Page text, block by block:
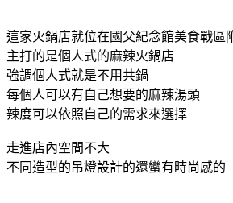
這家火鍋店就位在國父紀念館美食戰區
主打的是個人式的麻辣火鍋店
強調個人式就是不用共鍋
每個人可以有自己想要的麻辣湯頭
辣度可以依照自己的需求來選擇
走進店內空間不大
不同造型的吊燈設計的還蠻有時尚感的